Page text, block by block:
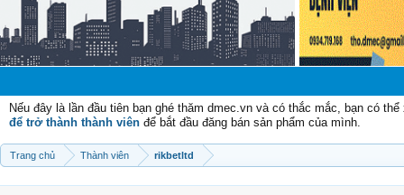
Nếu đây là lần đầu tiên bạn ghé thăm dmec.vn và có thắc mắc, bạn có
để trở thành thành viên để bắt đầu đăng bán sản phẩm của mình.
Trang chủ Thành viên rikbetltd